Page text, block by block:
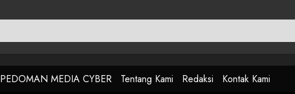
PEDOMAN MEDIA CYBER Tentang Kami Redaksi Kontak Kami